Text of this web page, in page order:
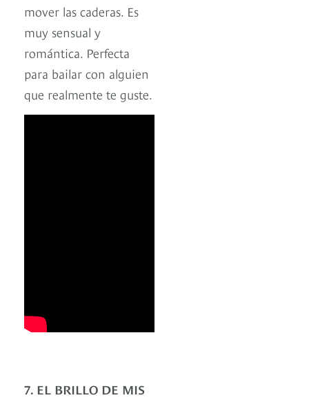
mover las caderas. Es
muy sensual y
romántica. Perfecta
para bailar con alguien
que realmente te guste.
7. EL BRILLO DE MIS